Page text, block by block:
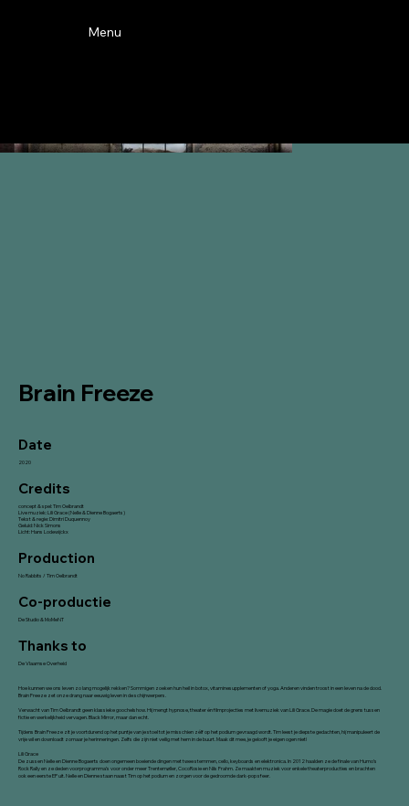
Menu
Brain Freeze
Date
2020
Credits
concept & spel: Tim Oelbrandt
Live muziek: Lili Grace (Nelle & Dienne Bogaerts)
Tekst & regie: Dimitri Duquennoy
Geluid: Nick Simons
Licht: Hans Lodewijckx
Production
No Rabbits / Tim Oelbrandt
Co-productie
De Studio & MoMeNT
Thanks to
De Vlaamse Overheid
Hoe kunnen we ons leven zo lang mogelijk rekken? Sommigen zoeken hun heil in botox, vitaminesupplementen of yoga. Anderen vinden troost in een leven na de dood.
Brain Freeze zet onze drang naar eeuwig leven in de schijnwerpers.
Verwacht van Tim Oelbrandt geen klassieke goochelshow. Hij mengt hypnose, theater én filmprojecties met livemuziek van Lili Grace. De magie doet de grens tussen
fictie en werkelijkheid vervagen. Black Mirror, maar dan echt.
Tijdens Brain Freeze zit je voortdurend op het puntje van je stoel tot je misschien zélf op het podium gevraagd wordt. Tim leest je diepste gedachten, hij manipuleert de
vrije wil en downloadt zomaar je herinneringen. Zelfs die zijn niet veilig met hem in de buurt. Maak dit mee, je gelooft je eigen ogen niet!
Lili Grace
De zussen Nelle en Dienne Bogaerts doen ongemeen boeiende dingen met twee stemmen, cello, keyboards en elektronica. In 2012 haalden ze de finale van Humo’s
Rock Rally en ze deden voorprogramma’s voor onder meer Trentemøller, CocoRosie en Nils Frahm. Ze maakten muziek voor enkele theaterproducties en brachten
ook een eerste EP uit. Nelle en Dienne staan naast Tim op het podium en zorgen voor de gedroomde dark-pop sfeer.